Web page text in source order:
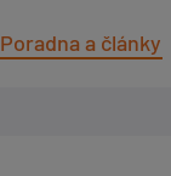
Poradna a články